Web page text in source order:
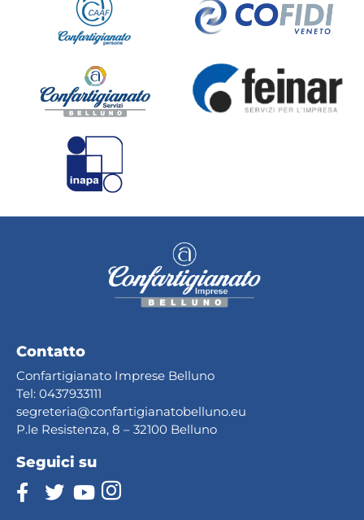
Contatto
Confartigianato Imprese Belluno
Tel: 0437933111
segreteria@confartigianatobelluno.eu
P.le Resistenza, 8 – 32100 Belluno
Seguici su